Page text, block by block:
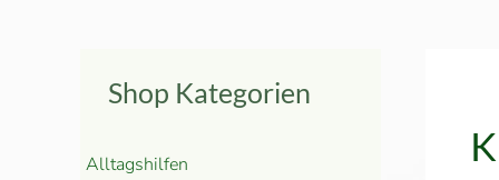
Shop Kategorien
Alltagshilfen